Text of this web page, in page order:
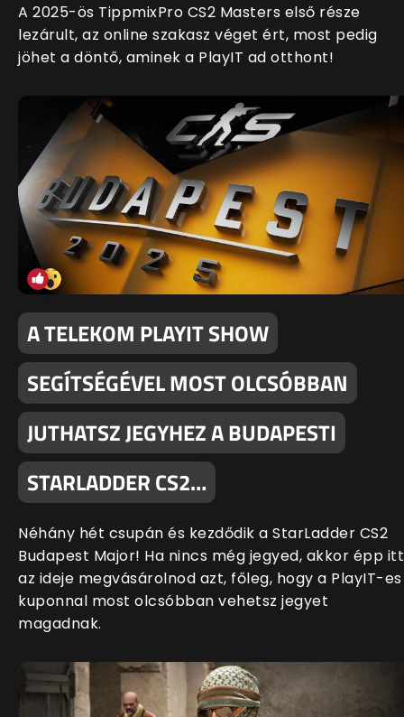
A 2025-ös TippmixPro CS2 Masters első része
lezárult, az online szakasz véget ért, most pedig
jöhet a döntő, aminek a PlayIT ad otthont!
A TELEKOM PLAYIT SHOW
SEGÍTSÉGÉVEL MOST OLCSÓBBAN
JUTHATSZ JEGYHEZ A BUDAPESTI
STARLADDER CS2…
Néhány hét csupán és kezdődik a StarLadder CS2
Budapest Major! Ha nincs még jegyed, akkor épp itt
az ideje megvásárolnod azt, főleg, hogy a PlayIT-es
kuponnal most olcsóbban vehetsz jegyet
magadnak.